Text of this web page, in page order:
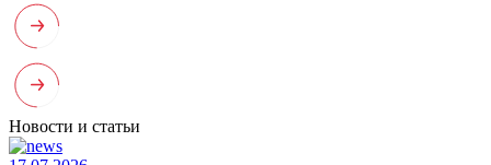
Новости и статьи